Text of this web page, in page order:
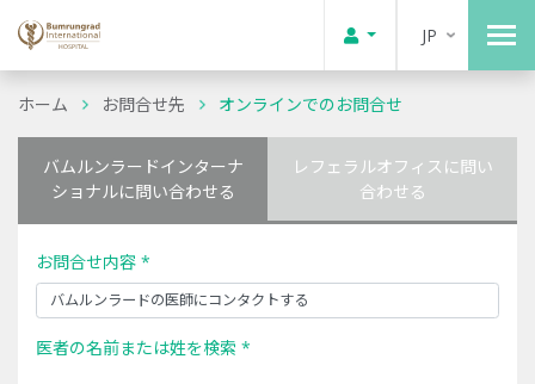
JP
ホーム お問合せ先 オンラインでのお問合せ
バムルンラードインターナ
ショナルに問い合わせる
レフェラルオフィスに問い
合わせる
お問合せ内容 *
医者の名前または姓を検索 *